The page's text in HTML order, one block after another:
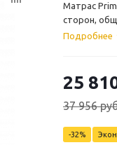
Матрас
сторон,
нагрузка
Подробнее
25
37 956
-32%